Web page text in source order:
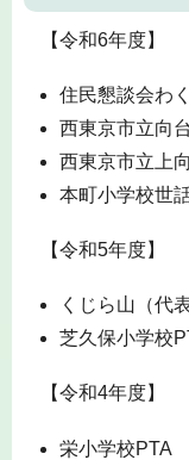
【令和6年度】
住民懇談会わ
西東京市立向
西東京市立上
本町小学校世
【令和5年度】
くじら山（代
芝久保小学校
【令和4年度】
栄小学校PTA